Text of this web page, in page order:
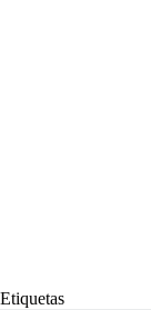
Etiquetas